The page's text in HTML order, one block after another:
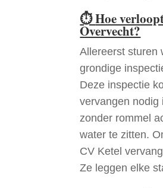
⏱Hoe
Overvecht?
Allereerst sturen
grondige
Deze inspectie
vervangen nodig
zonder rommel
water te zitten.
CV Ketel
Ze leggen elke